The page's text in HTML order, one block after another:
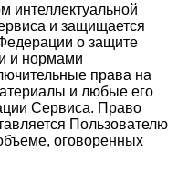
интеллектуальной
и защищается
о защите
и нормами
права на
и любые его
Сервиса. Право
Пользователю
оговоренных